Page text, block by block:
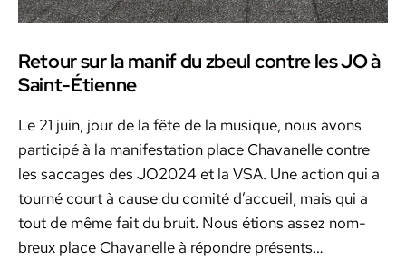
Retour sur la manif du zbeul contre les JO à
Saint-Étienne
Le 21 juin, jour de la fête de la musique, nous avons
par­ticipé à la man­i­fes­ta­tion place Cha­vanelle con­tre
les saccages des JO2024 et la VSA. Une action qui a
tourné court à cause du comité d’ac­cueil, mais qui a
tout de même fait du bruit. Nous étions assez nom­
breux place Cha­vanelle à répon­dre présents…